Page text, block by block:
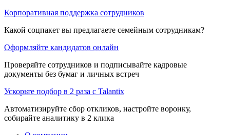
Корпоративная поддержка сотрудников
Какой соцпакет вы предлагаете семейным сотрудникам?
Оформляйте кандидатов онлайн
Проверяйте сотрудников и подписывайте кадровые
документы без бумаг и личных встреч
Ускорьте подбор в 2 раза с Talantix
Автоматизируйте сбор откликов, настройте воронку,
собирайте аналитику в 2 клика